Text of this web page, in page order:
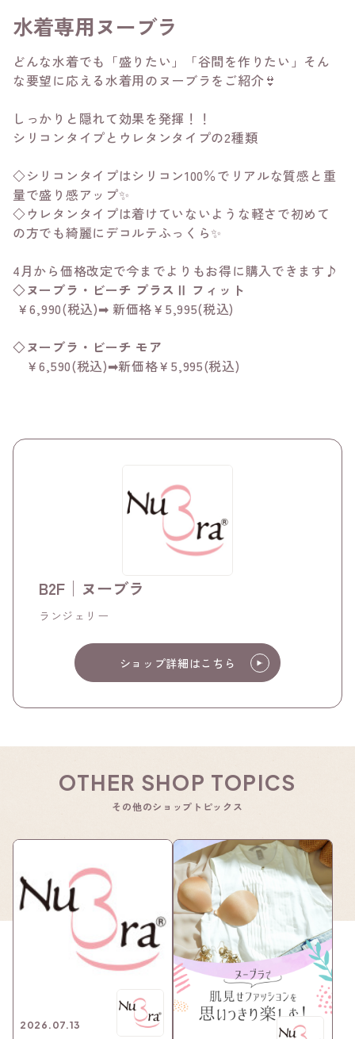
水着専用ヌーブラ
どんな水着でも「盛りたい」「谷間を作りたい」そん
な要望に応える水着用のヌーブラをご紹介👙
しっかりと隠れて効果を発揮！！
シリコンタイプとウレタンタイプの2種類
◇シリコンタイプはシリコン100％でリアルな質感と重
量で盛り感アップ✨
◇ウレタンタイプは着けていないような軽さで初めて
の方でも綺麗にデコルテふっくら✨
4月から価格改定で今までよりもお得に購入できます♪
◇ヌーブラ・ビーチ プラスⅡ フィット
￥6,990(税込)➡ 新価格￥5,995(税込)
◇ヌーブラ・ビーチ モア
￥6,590(税込)➡新価格￥5,995(税込)
B2F│ヌーブラ
ランジェリー
ショップ詳細はこちら
OTHER SHOP TOPICS
その他のショップトピックス
2026.07.13